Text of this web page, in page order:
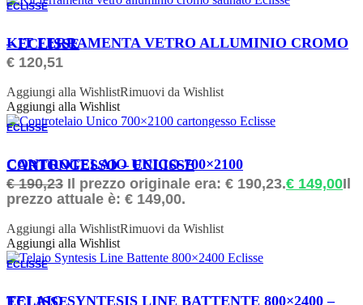
ECLISSE
ORDINABILE
KIT FERRAMENTA VETRO ALLUMINIO CROMO – ECLISSE
€ 120,51
Aggiungi alla WishlistRimuovi da Wishlist
Aggiungi alla Wishlist
ECLISSE
ORDINABILE
CONTROTELAIO UNICO 700×2100 CARTONGESSO – ECLISSE
€190,23 Il prezzo originale era: € 190,23.€ 149,00Il
prezzo attuale è: € 149,00.
Aggiungi alla WishlistRimuovi da Wishlist
Aggiungi alla Wishlist
ECLISSE
ORDINABILE